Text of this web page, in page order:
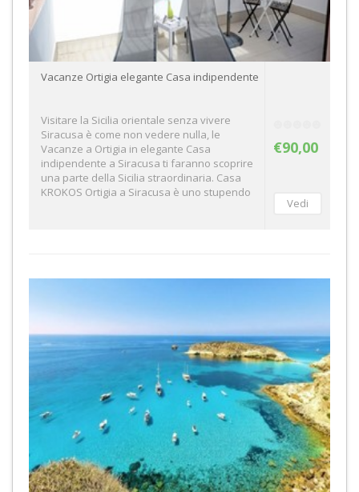
€90,00
Vacanze Ortigia elegante Casa indipendente
Visitare la Sicilia orientale senza vivere
Siracusa è come non vedere nulla, le
Vacanze a Ortigia in elegante Casa
indipendente a Siracusa ti faranno scoprire
una parte della Sicilia straordinaria. Casa
KROKOS Ortigia a Siracusa è uno stupendo